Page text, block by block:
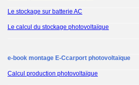
Le stockage sur batterie AC
Le calcul du stockage photovoltaïque
e-book montage E-Ccarport photovoltaïque
Calcul production photovoltaïque